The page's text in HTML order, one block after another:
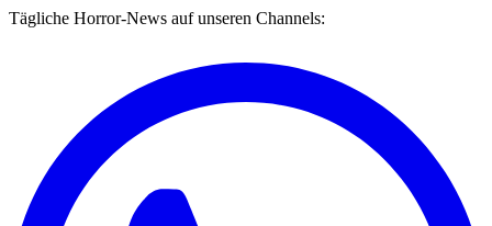
Tägliche Horror-News auf unseren Channels: